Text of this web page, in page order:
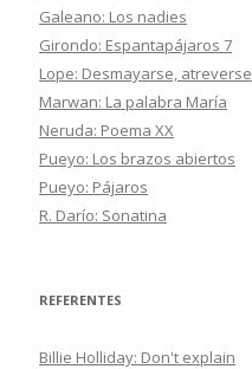
Galeano: Los nadies
Girondo: Espantapájaros 7
Lope: Desmayarse, atreverse
Marwan: La palabra María
Neruda: Poema XX
Pueyo: Los brazos abiertos
Pueyo: Pájaros
R. Darío: Sonatina
REFERENTES
Billie Holliday: Don't explain